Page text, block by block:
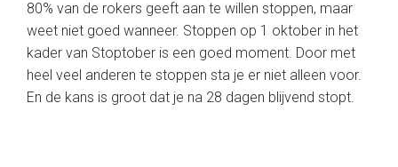
80% van de rokers geeft aan te willen stoppen, maar
weet niet goed wanneer. Stoppen op 1 oktober in het
kader van Stoptober is een goed moment. Door met
heel veel anderen te stoppen sta je er niet alleen voor.
En de kans is groot dat je na 28 dagen blijvend stopt.